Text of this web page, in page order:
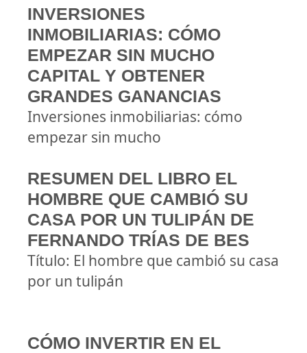
INVERSIONES
INMOBILIARIAS: CÓMO
EMPEZAR SIN MUCHO
CAPITAL Y OBTENER
GRANDES GANANCIAS
Inversiones inmobiliarias: cómo
empezar sin mucho
RESUMEN DEL LIBRO EL
HOMBRE QUE CAMBIÓ SU
CASA POR UN TULIPÁN DE
FERNANDO TRÍAS DE BES
Título: El hombre que cambió su casa
por un tulipán
CÓMO INVERTIR EN EL